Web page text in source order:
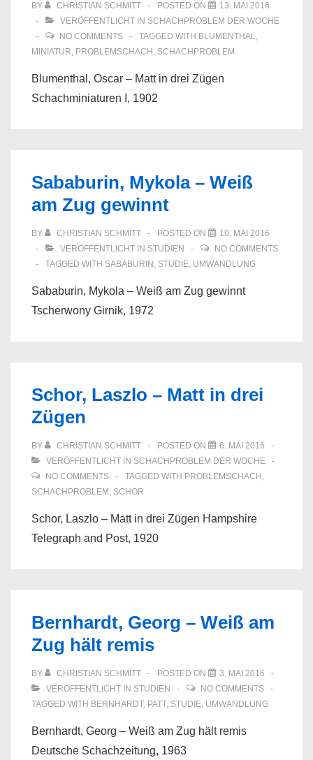
BY CHRISTIAN SCHMITT POSTED ON
13. MAI 2016
VERÖFFENTLICHT IN SCHACHPROBLEM DER WOCHE
NO COMMENTS
TAGGED WITH BLUMENTHAL,
MINIATUR, PROBLEMSCHACH , SCHACHPROBLEM
Blumenthal, Oscar – Matt in drei Zügen
Schachminiaturen I, 1902
Sababurin, Mykola – Weiß
am Zug gewinnt
BY CHRISTIAN SCHMITT POSTED ON
10. MAI 2016
VERÖFFENTLICHT IN STUDIEN
NO COMMENTS
TAGGED WITH SABABURIN , STUDIE, UMWANDLUNG
Sababurin, Mykola – Weiß am Zug gewinnt
Tscherwony Girnik, 1972
Schor, Laszlo – Matt in drei
Zügen
BY CHRISTIAN SCHMITT POSTED ON
6. MAI 2016
VERÖFFENTLICHT IN SCHACHPROBLEM DER WOCHE
NO COMMENTS
TAGGED WITH PROBLEMSCHACH ,
SCHACHPROBLEM , SCHOR
Schor, Laszlo – Matt in drei Zügen Hampshire
Telegraph and Post, 1920
Bernhardt, Georg – Weiß am
Zug hält remis
BY CHRISTIAN SCHMITT POSTED ON
3. MAI 2016
VERÖFFENTLICHT IN STUDIEN
NO COMMENTS
TAGGED WITH BERNHARDT, PATT, STUDIE, UMWANDLUNG
Bernhardt, Georg – Weiß am Zug hält remis
Deutsche Schachzeitung, 1963